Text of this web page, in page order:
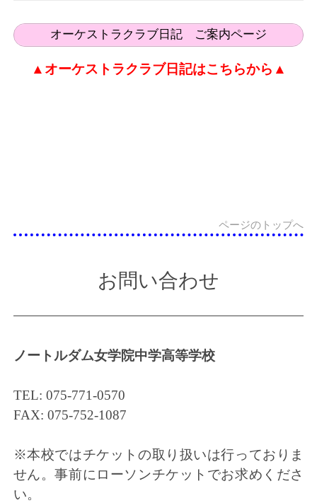
オーケストラクラブ日記 ご案内ページ
▲オーケストラクラブ日記はこちらから▲
ページのトップへ
お問い合わせ
ノートルダム女学院中学高等学校
TEL: 075-771-0570
FAX: 075-752-1087
※本校ではチケットの取り扱いは行っておりま
せん。事前にローソンチケットでお求めくださ
い。